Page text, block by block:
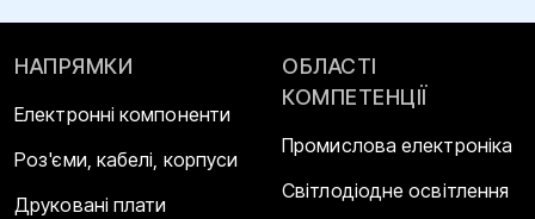
НАПРЯМКИ
Електронні компоненти
Роз'єми, кабелі, корпуси
Друковані плати
ОБЛАСТІ
КОМПЕТЕНЦІЇ
Промислова електроніка
Світлодіодне освітлення